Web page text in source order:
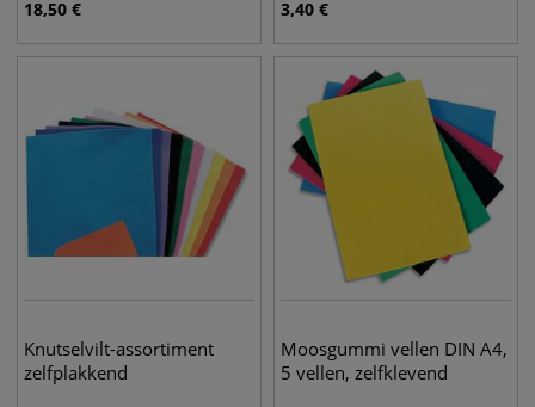
18,50 € 3,40 €
Knutselvilt-assortiment
zelfplakkend
Moosgummi vellen DIN A4,
5 vellen, zelfklevend